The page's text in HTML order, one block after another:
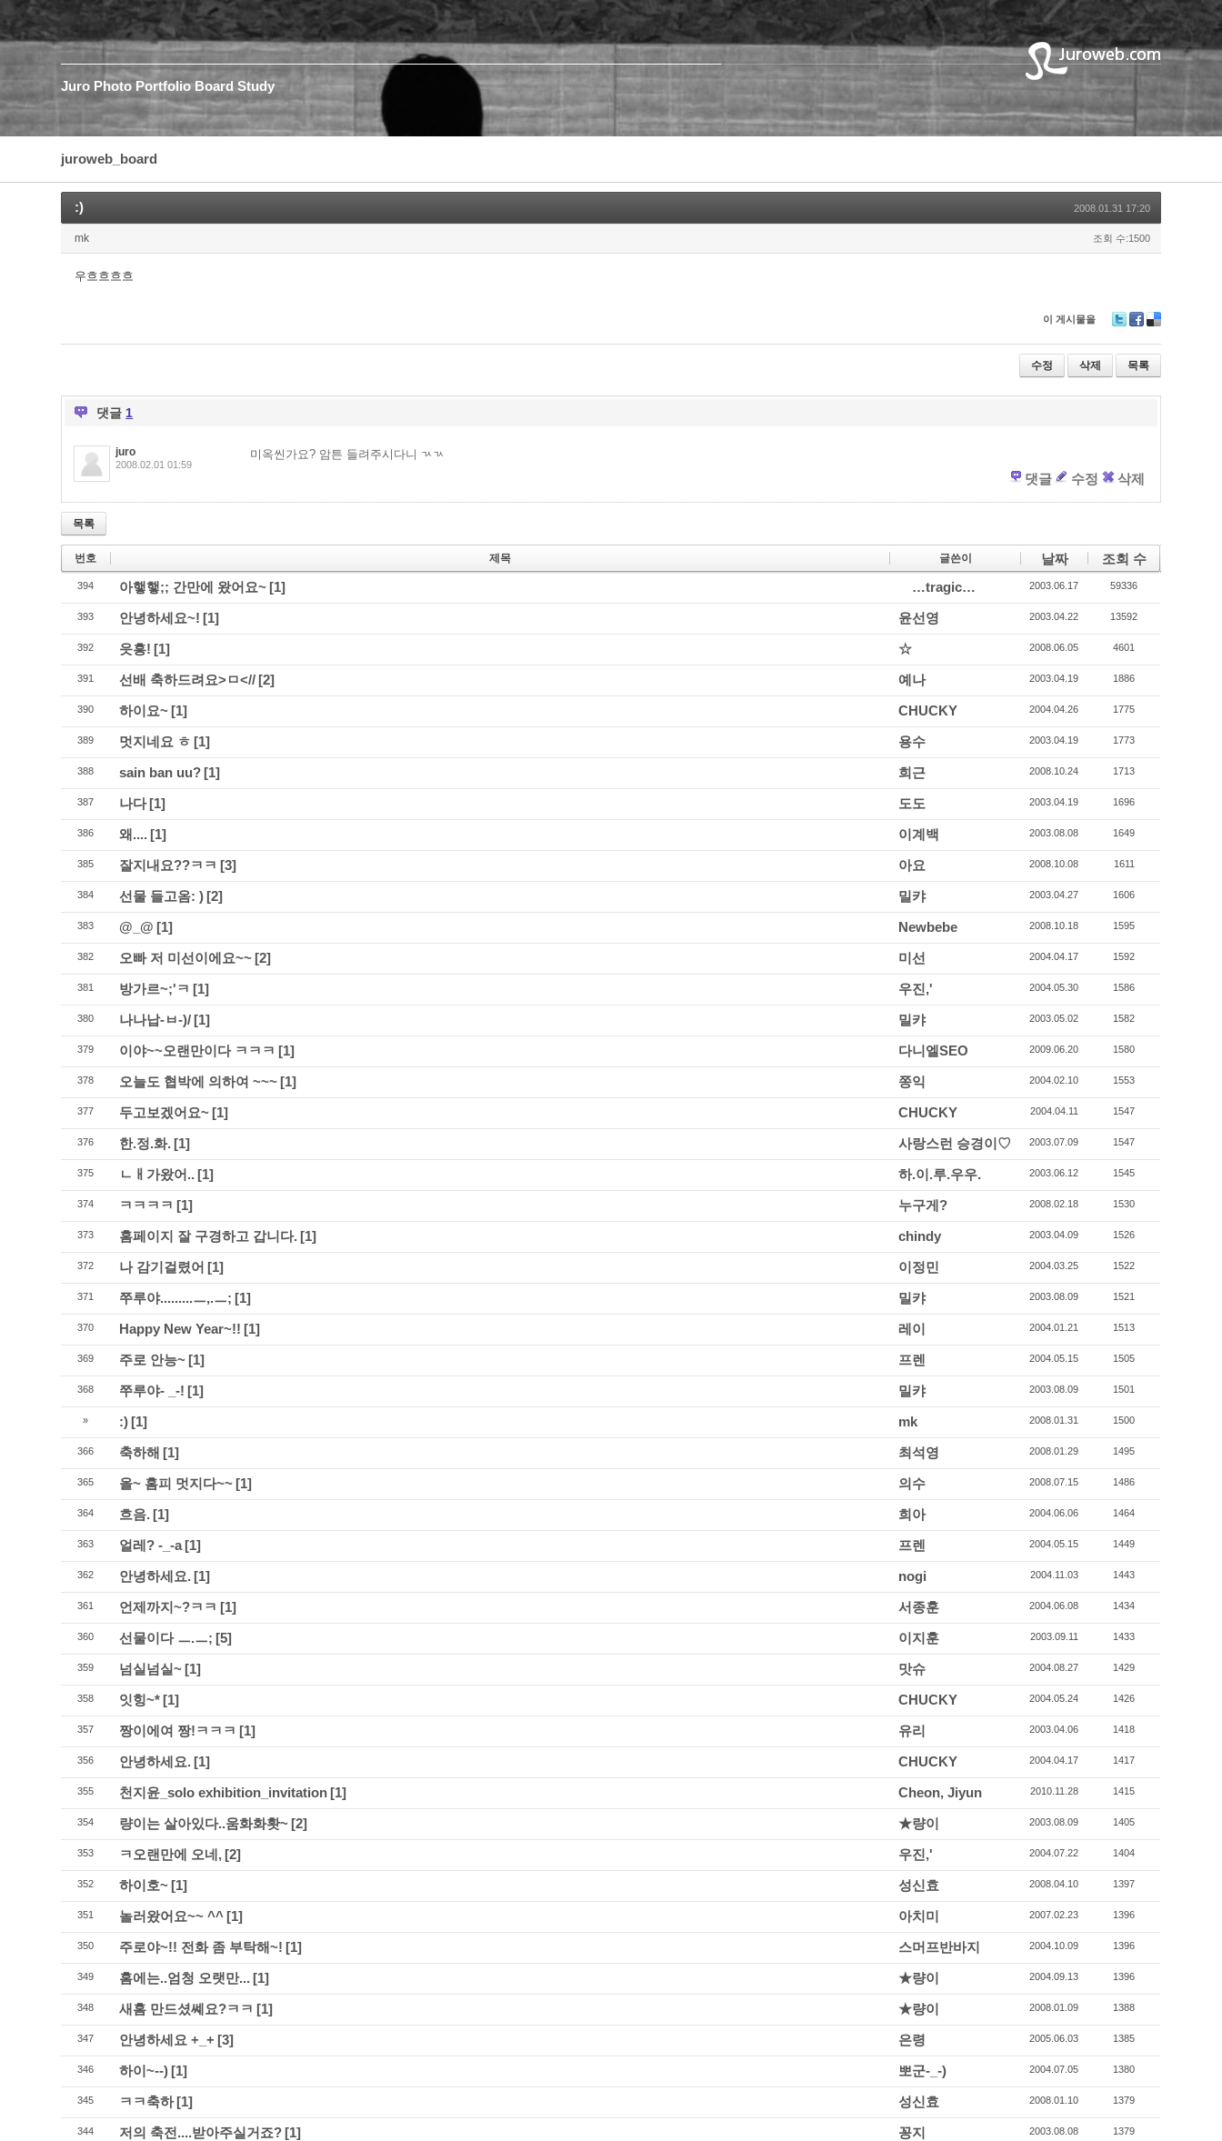
Juro Photo Portfolio Board Study
juroweb_board
:) 2008.01.31 17:20
mk 조회 수:1500
우흐흐흐흐
이 게시물을
wi
er
ac
e
b
eli
ci
o
수정 삭제 목록
댓글 1
juro
2008.02.01 01:59
미옥씬가요? 암튼 들려주시다니 ㄳㄳ
댓글 수정 삭제
목록
번호 제목 글쓴이 날짜 조회 수
394 아햏햏;; 간만에 왔어요~[1] …tragic… 2003.06.17 59336
393 안녕하세요~! [1] 윤선영 2003.04.22 13592
392 읏흥! [1] ☆ 2008.06.05 4601
391 선배 축하드려요>ㅁ<//[2] 예나 2003.04.19 1886
390 하이요~[1] CHUCKY 2004.04.26 1775
389 멋지네요 ㅎ [1] 용수 2003.04.19 1773
388 sain ban uu?[1] 희근 2008.10.24 1713
387 나다[1] 도도 2003.04.19 1696
386 왜....[1] 이계백 2003.08.08 1649
385 잘지내요??ㅋㅋ [3] 아요 2008.10.08 1611
384 선물 들고옴: )[2] 밀캬 2003.04.27 1606
383 @_@ [1] Newbebe 2008.10.18 1595
382 오빠 저 미선이에요~~[2] 미선 2004.04.17 1592
381 방가르~;'ㅋ [1] 우진,' 2004.05.30 1586
380 나나납-ㅂ-)/[1] 밀캬 2003.05.02 1582
379 이야~~오랜만이다 ㅋㅋㅋ [1] 다니엘SEO 2009.06.20 1580
378 오늘도 협박에 의하여 ~~~[1] 쫑익 2004.02.10 1553
377 두고보겠어요~[1] CHUCKY 2004.04.11 1547
376 한.정.화.[1] 사랑스런 승경이♡ 2003.07.09 1547
375 ㄴㅐ가왔어..[1] 하.이.루.우우. 2003.06.12 1545
374 ㅋㅋㅋㅋ [1] 누구게? 2008.02.18 1530
373 홈페이지 잘 구경하고 갑니다.[1] chindy 2003.04.09 1526
372 나 감기걸렸어 [1] 이정민 2004.03.25 1522
371 쭈루야.........ㅡ,.ㅡ; [1] 밀캬 2003.08.09 1521
370 Happy New Year~!! [1] 레이 2004.01.21 1513
369 주로 안능~[1] 프렌 2004.05.15 1505
368 쭈루야- _-! [1] 밀캬 2003.08.09 1501
» :)[1] mk 2008.01.31 1500
366 축하해 [1] 최석영 2008.01.29 1495
365 올~ 홈피 멋지다~~[1] 의수 2008.07.15 1486
364 흐음.[1] 희아 2004.06.06 1464
363 얼레? -_-a[1] 프렌 2004.05.15 1449
362 안녕하세요.[1] nogi 2004.11.03 1443
361 언제까지~?ㅋㅋ [1] 서종훈 2004.06.08 1434
360 선물이다 ㅡ.ㅡ; [5] 이지훈 2003.09.11 1433
359 넘실넘실~[1] 맛슈 2004.08.27 1429
358 잇힝~*[1] CHUCKY 2004.05.24 1426
357 짱이에여 짱!ㅋㅋㅋ [1] 유리 2003.04.06 1418
356 안녕하세요.[1] CHUCKY 2004.04.17 1417
355 천지윤_solo exhibition_invitation[1] Cheon, Jiyun 2010.11.28 1415
354 량이는 살아있다..움화화홧~[2] ★량이 2003.08.09 1405
353 ㅋ오랜만에 오네,[2] 우진,' 2004.07.22 1404
352 하이호~[1] 성신효 2008.04.10 1397
351 놀러왔어요~~ ^^[1] 아치미 2007.02.23 1396
350 주로야~!! 전화 좀 부탁해~! [1] 스머프반바지 2004.10.09 1396
349 홈에는..엄청 오랫만...[1] ★량이 2004.09.13 1396
348 새홈 만드셨쎼요?ㅋㅋ [1] ★량이 2008.01.09 1388
347 안녕하세요 +_+[3] 은령 2005.06.03 1385
346 하이~--)[1] 뽀군-_-) 2004.07.05 1380
345 ㅋㅋ축하[1] 성신효 2008.01.10 1379
344 저의 축전....받아주실거죠?[1] 꽁지 2003.08.08 1379